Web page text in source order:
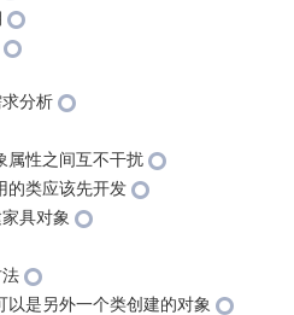
分析
属性之间互不干扰
的类应该先开发
具对象
是另外一个类创建的对象